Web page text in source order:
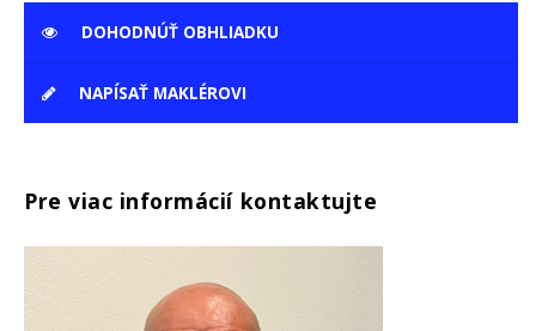
DOHODNÚŤ OBHLIADKU
NAPÍSAŤ MAKLÉROVI
Pre viac informácií kontaktujte